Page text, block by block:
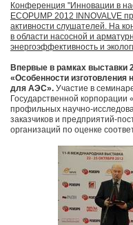
Конференция "Инновации в
ECOPUMP 2012 INNOVALVE
активности слушателей. На
в области насосной и
энергоэффективность и
Впервые в рамках выставки
«Особенности изготовления
для АЭС». Участие в
Государственной
профильных научно-
заказчиков и предприятий-
организаций по оценке